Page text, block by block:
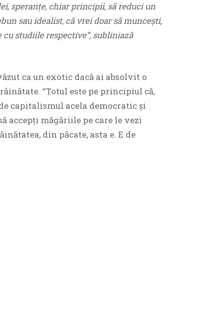
speranțe, chiar principii, să reduci un
sau idealist, că vrei doar să muncești,
studiile respective”, subliniază
ca un exotic dacă ai absolvit o
“Totul este pe principiul că,
capitalismul acela democratic și
accepți măgăriile pe care le vezi
din păcate, asta e. E de